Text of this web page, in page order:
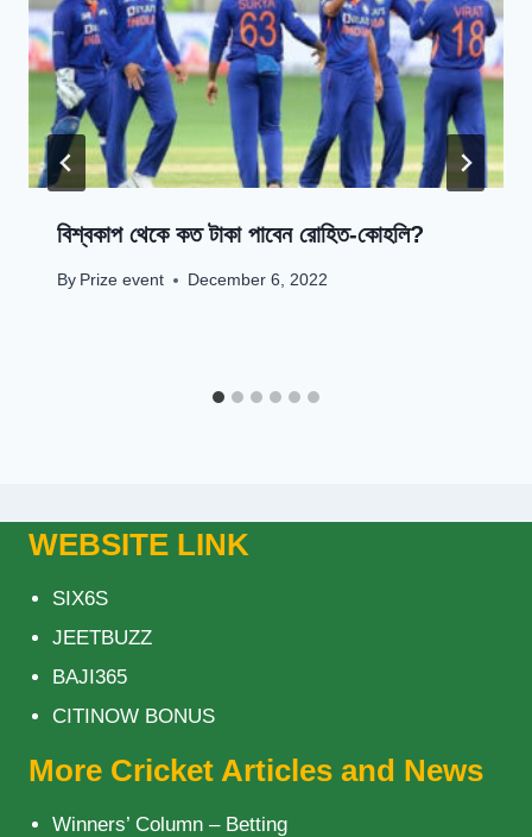
বিশ্বকাপ থেকে কত টাকা পাবেন রোহিত-কোহলি?
By Prize event December 6, 2022
WEBSITE LINK
SIX6S
JEETBUZZ
BAJI365
CITINOW BONUS
More Cricket Articles and News
Winners’ Column – Betting